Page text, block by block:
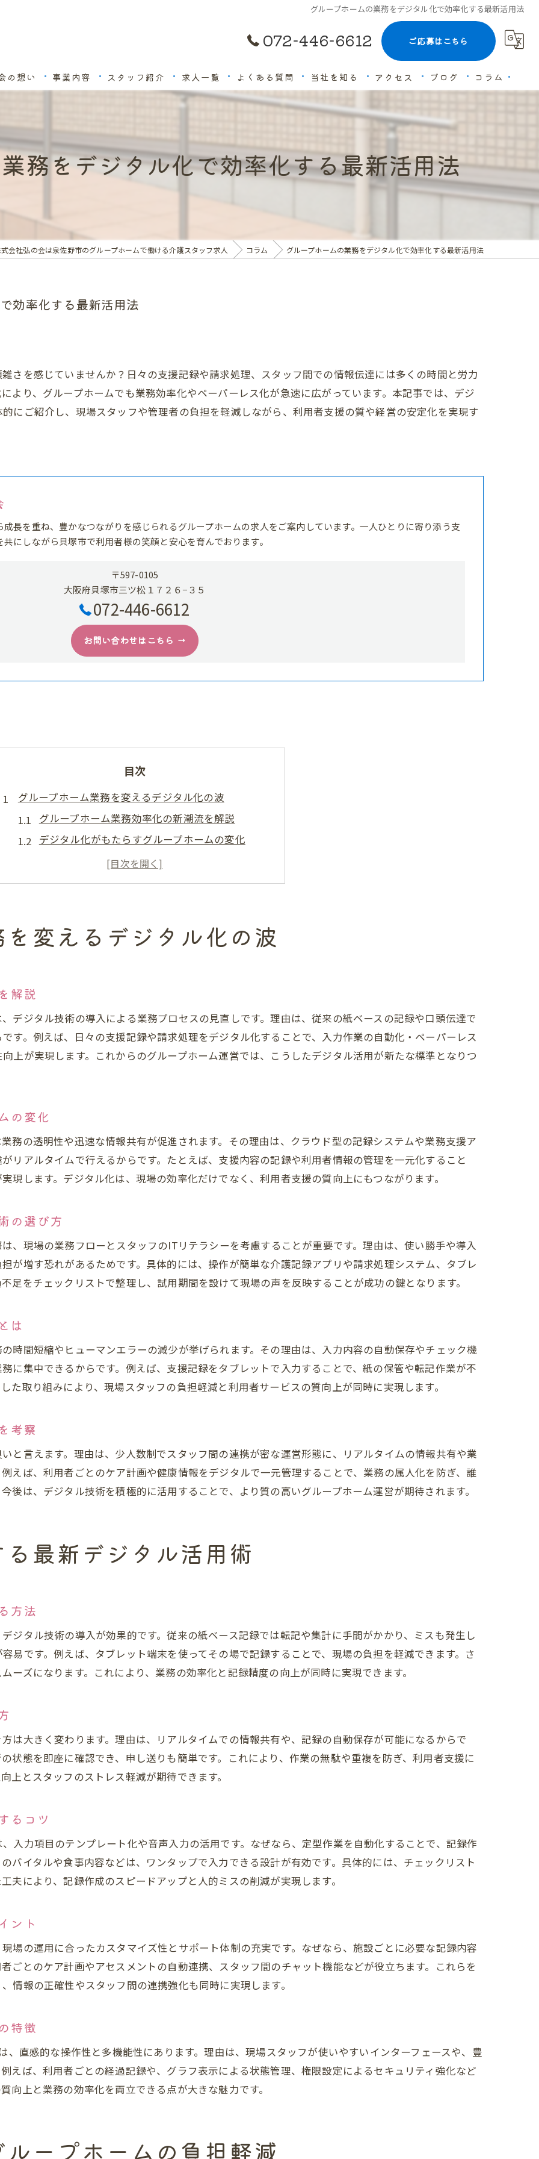
グループホームの業務をデジタル化で効率化する最新活用法
072-446-6612 ご応募はこちら
の想い 事業内容 スタッフ紹介 求人一覧 よくある質問 当社を知る
未経験
高収入
アクセス ブログ コラム
務をデジタル化で効率化する最新活用法
会社弘の会は泉佐野市のグループホームで働ける介護スタッフ求人 コラム グループホームの業務をデジタル化で効率化する最新活用法
効率化する最新活用法
さを感じていませんか？日々の支援記録や請求処理、スタッフ間での情報伝達には多くの時間と労力
より、グループホームでも業務効率化やペーパーレス化が急速に広がっています。本記事では、デジ
にご紹介し、現場スタッフや管理者の負担を軽減しながら、利用者支援の質や経営の安定化を実現す
長を重ね、豊かなつながりを感じられるグループホームの求人をご案内しています。一人ひとりに寄り添う支
にしながら貝塚市で利用者様の笑顔と安心を育んでおります。
〒597-0105
大阪府貝塚市三ツ松１７２６−３５
072-446-6612
お問い合わせはこちら
目次
グループホーム業務を変えるデジタル化の波
グループホーム業務効率化の新潮流を解説
デジタル化がもたらすグループホームの変化
グループホームに最適なデジタル技術の選び方
現場で実感するデジタル導入の効果とは
記録作業を効率化する最新デジタル活用術
グループホーム記録作業を簡単にする方法
SCOPやケアオールなど記録アプリの特徴
ペーパーレス化でグループホームの負担軽減
ペーパーレス化でグループホームの業務効率化
グループホームの資料管理をデジタルで最適化
ペーパーレス化がもたらす職場環境の変化
スタッフ間の情報共有がスムーズになる方法
スタッフ連携強化に役立つデジタル活用例
日勤夜勤スタッフ間の情報共有を効率化
グループホームで安心の伝達体制をつくる方法
クラウド管理で情報共有をリアルタイム化
デジタル化による支援記録の質的向上
グループホームの安心支援を支える技術とは
IT活用が利用者支援に与えるメリット
クラウド管理がもたらす経営の安定化とは
グループホーム経営を支えるクラウド管理の活用
クラウド導入で実現する経営状況の可視化
グループホーム経営分析に役立つデジタル技術
変えるデジタル化の波
解説
デジタル技術の導入による業務プロセスの見直しです。理由は、従来の紙ベースの記録や口頭伝達で
す。例えば、日々の支援記録や請求処理をデジタル化することで、入力作業の自動化・ペーパーレス
上が実現します。これからのグループホーム運営では、こうしたデジタル活用が新たな標準となりつ
の変化
務の透明性や迅速な情報共有が促進されます。その理由は、クラウド型の記録システムや業務支援ア
リアルタイムで行えるからです。たとえば、支援内容の記録や利用者情報の管理を一元化すること
現します。デジタル化は、現場の効率化だけでなく、利用者支援の質向上にもつながります。
の選び方
、現場の業務フローとスタッフのITリテラシーを考慮することが重要です。理由は、使い勝手や導入
が増す恐れがあるためです。具体的には、操作が簡単な介護記録アプリや請求処理システム、タブレ
足をチェックリストで整理し、試用期間を設けて現場の声を反映することが成功の鍵となります。
は
時間短縮やヒューマンエラーの減少が挙げられます。その理由は、入力内容の自動保存やチェック機
に集中できるからです。例えば、支援記録をタブレットで入力することで、紙の保管や転記作業が不
た取り組みにより、現場スタッフの負担軽減と利用者サービスの質向上が同時に実現します。
考察
と言えます。理由は、少人数制でスタッフ間の連携が密な運営形態に、リアルタイムの情報共有や業
えば、利用者ごとのケア計画や健康情報をデジタルで一元管理することで、業務の属人化を防ぎ、誰
後は、デジタル技術を積極的に活用することで、より質の高いグループホーム運営が期待されます。
最新デジタル活用術
方法
ジタル技術の導入が効果的です。従来の紙ベース記録では転記や集計に手間がかかり、ミスも発生し
易です。例えば、タブレット端末を使ってその場で記録することで、現場の負担を軽減できます。さ
ーズになります。これにより、業務の効率化と記録精度の向上が同時に実現できます。
は大きく変わります。理由は、リアルタイムでの情報共有や、記録の自動保存が可能になるからで
状態を即座に確認でき、申し送りも簡単です。これにより、作業の無駄や重複を防ぎ、利用者支援に
上とスタッフのストレス軽減が期待できます。
るコツ
入力項目のテンプレート化や音声入力の活用です。なぜなら、定型作業を自動化することで、記録作
バイタルや食事内容などは、ワンタップで入力できる設計が有効です。具体的には、チェックリスト
夫により、記録作成のスピードアップと人的ミスの削減が実現します。
ント
場の運用に合ったカスタマイズ性とサポート体制の充実です。なぜなら、施設ごとに必要な記録内容
ごとのケア計画やアセスメントの自動連携、スタッフ間のチャット機能などが役立ちます。これらを
情報の正確性やスタッフ間の連携強化も同時に実現します。
特徴
、直感的な操作性と多機能性にあります。理由は、現場スタッフが使いやすいインターフェースや、豊
えば、利用者ごとの経過記録や、グラフ表示による状態管理、権限設定によるセキュリティ強化など
向上と業務の効率化を両立できる点が大きな魅力です。
ープホームの負担軽減